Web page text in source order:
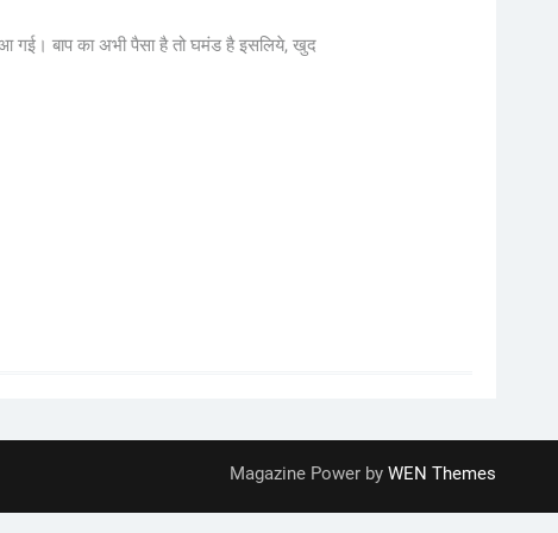
गई। बाप का अभी पैसा है तो घमंड है इसलिये, खुद
Magazine Power by WEN Themes